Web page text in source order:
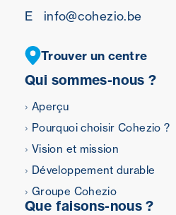
Qui sommes-nous ?
Aperçu
Pourquoi choisir Cohezio ?
Vision et mission
Développement durable
Groupe Cohezio
Que faisons-nous ?
E info@cohezio.be
Trouver un centre